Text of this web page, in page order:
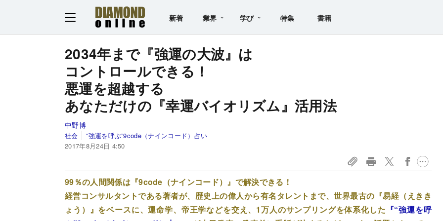
新着 業界 学び 特集 書籍
2034年まで『強運の大波』は
コントロールできる！
悪運を超越する
あなただけの『幸運バイオリズム』活用法
中野博
社会
“強運を呼ぶ”9code（ナインコード）占い
2017年8月24日 4:50
99％の人間関係は『9code（ナインコード）』で解決できる！
経営コンサルタントである著者が、歴史上の偉人から有名タレントまで、世界最古の『易経（えきき
ょう）』をベースに、運命学、帝王学などを交え、1万人のサンプリングを体系化した 『“強運を呼